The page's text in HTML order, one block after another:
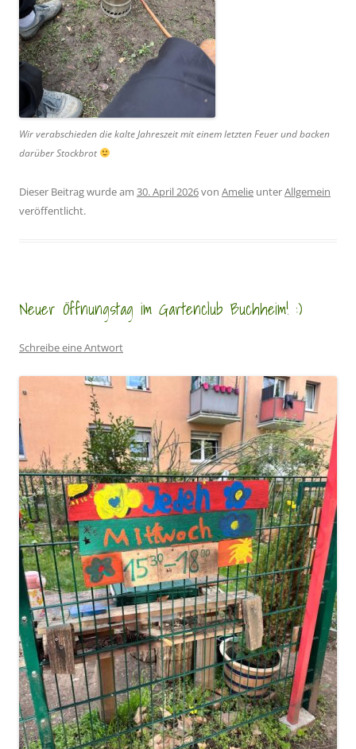
Wir verabschieden die kalte Jahreszeit mit einem letzten Feuer und backen
darüber Stockbrot
Dieser Beitrag wurde am 30. April 2026von Amelie unterAllgemein
veröffentlicht.
Neuer Öffnungstag im Gartenclub Buchheim! :)
Schreibe eine Antwort